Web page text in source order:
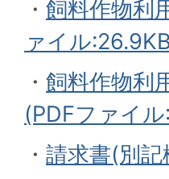
・ 飼料作物利
ァイル
・ 飼料作物利
(PDFファイ
・ 請求書(別